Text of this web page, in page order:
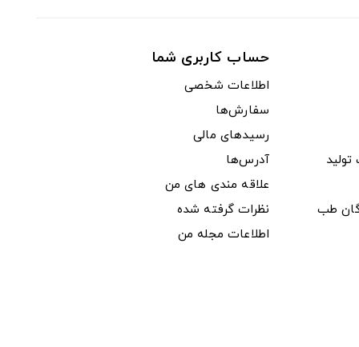
طب
حساب کاربری شما
اطلاعات شخصی
سفارش‌ها
رسیدهای مالی
آدرس‌ها
علاقه مندی های من
نظرات گرفته شده
اطلاعات مجله من